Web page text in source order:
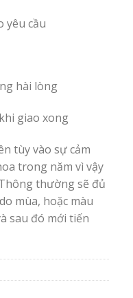
yêu cầu
hài lòng
giao xong
tùy vào sự cảm
trong năm vì vậy
thường sẽ đủ
mùa, hoặc màu
sau đó mới tiến